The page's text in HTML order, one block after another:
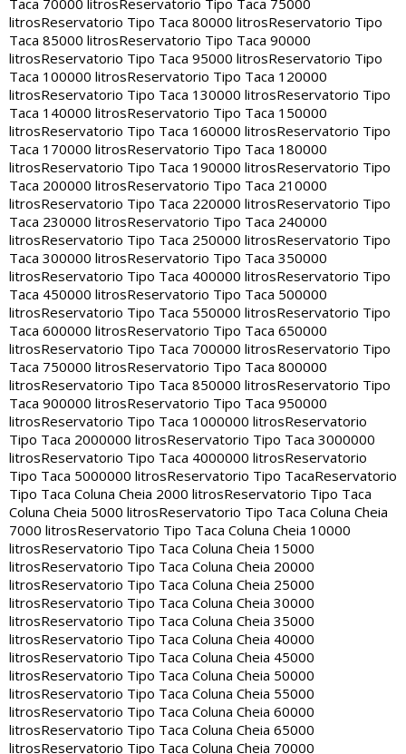
Taca 70000 litros Reservatorio Tipo Taca 75000
litrosReservatorio Tipo Taca 80000 litrosReservatorio Tipo
Taca 85000 litrosReservatorio Tipo Taca 90000
litrosReservatorio Tipo Taca 95000 litrosReservatorio Tipo
Taca 100000 litrosReservatorio Tipo Taca 120000
litrosReservatorio Tipo Taca 130000 litrosReservatorio Tipo
Taca 140000 litrosReservatorio Tipo Taca 150000
litrosReservatorio Tipo Taca 160000 litrosReservatorio Tipo
Taca 170000 litrosReservatorio Tipo Taca 180000
litrosReservatorio Tipo Taca 190000 litrosReservatorio Tipo
Taca 200000 litrosReservatorio Tipo Taca 210000
litrosReservatorio Tipo Taca 220000 litrosReservatorio Tipo
Taca 230000 litrosReservatorio Tipo Taca 240000
litrosReservatorio Tipo Taca 250000 litrosReservatorio Tipo
Taca 300000 litrosReservatorio Tipo Taca 350000
litrosReservatorio Tipo Taca 400000 litrosReservatorio Tipo
Taca 450000 litrosReservatorio Tipo Taca 500000
litrosReservatorio Tipo Taca 550000 litrosReservatorio Tipo
Taca 600000 litrosReservatorio Tipo Taca 650000
litrosReservatorio Tipo Taca 700000 litrosReservatorio Tipo
Taca 750000 litrosReservatorio Tipo Taca 800000
litrosReservatorio Tipo Taca 850000 litrosReservatorio Tipo
Taca 900000 litrosReservatorio Tipo Taca 950000
litrosReservatorio Tipo Taca 1000000 litrosReservatorio
Tipo Taca 2000000 litrosReservatorio Tipo Taca 3000000
litrosReservatorio Tipo Taca 4000000 litrosReservatorio
Tipo Taca 5000000 litrosReservatorio Tipo TacaReservatorio
Tipo Taca Coluna Cheia 2000 litrosReservatorio Tipo Taca
Coluna Cheia 5000 litrosReservatorio Tipo Taca Coluna Cheia
7000 litrosReservatorio Tipo Taca Coluna Cheia 10000
litrosReservatorio Tipo Taca Coluna Cheia 15000
litrosReservatorio Tipo Taca Coluna Cheia 20000
litrosReservatorio Tipo Taca Coluna Cheia 25000
litrosReservatorio Tipo Taca Coluna Cheia 30000
litrosReservatorio Tipo Taca Coluna Cheia 35000
litrosReservatorio Tipo Taca Coluna Cheia 40000
litrosReservatorio Tipo Taca Coluna Cheia 45000
litrosReservatorio Tipo Taca Coluna Cheia 50000
litrosReservatorio Tipo Taca Coluna Cheia 55000
litrosReservatorio Tipo Taca Coluna Cheia 60000
litrosReservatorio Tipo Taca Coluna Cheia 65000
litrosReservatorio Tipo Taca Coluna Cheia 70000